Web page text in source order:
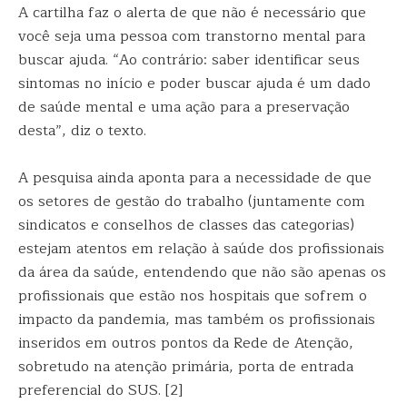
A cartilha faz o alerta de que não é necessário que
você seja uma pessoa com transtorno mental para
buscar ajuda. “Ao contrário: saber identificar seus
sintomas no início e poder buscar ajuda é um dado
de saúde mental e uma ação para a preservação
desta”, diz o texto.
A pesquisa ainda aponta para a necessidade de que
os setores de gestão do trabalho (juntamente com
sindicatos e conselhos de classes das categorias)
estejam atentos em relação à saúde dos profissionais
da área da saúde, entendendo que não são apenas os
profissionais que estão nos hospitais que sofrem o
impacto da pandemia, mas também os profissionais
inseridos em outros pontos da Rede de Atenção,
sobretudo na atenção primária, porta de entrada
preferencial do SUS. [2]